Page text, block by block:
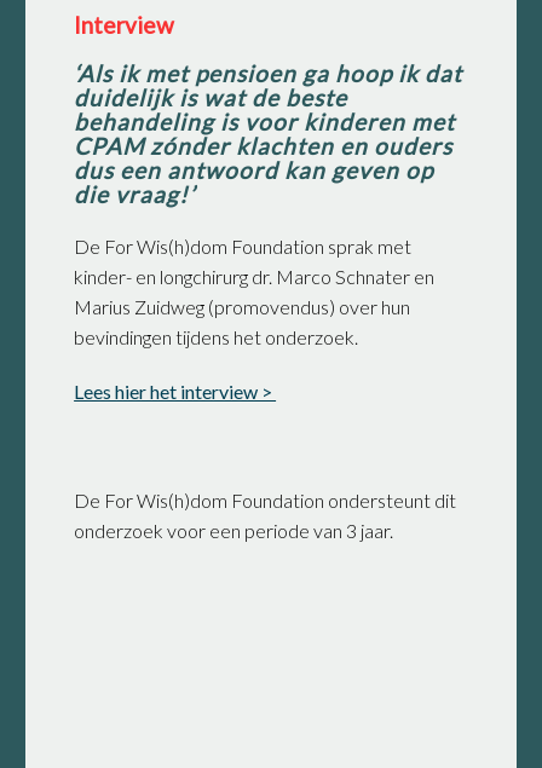
Interview
‘Als ik met pensioen ga hoop ik dat
duidelijk is wat de beste
behandeling is voor kinderen met
CPAM zónder klachten en ouders
dus een antwoord kan geven op
die vraag!’
De For Wis(h)dom Foundation sprak met
kinder- en longchirurg dr. Marco Schnater en
Marius Zuidweg (promovendus) over hun
bevindingen tijdens het onderzoek.
Lees hier het interview >
De For Wis(h)dom Foundation ondersteunt dit
onderzoek voor een periode van 3 jaar.